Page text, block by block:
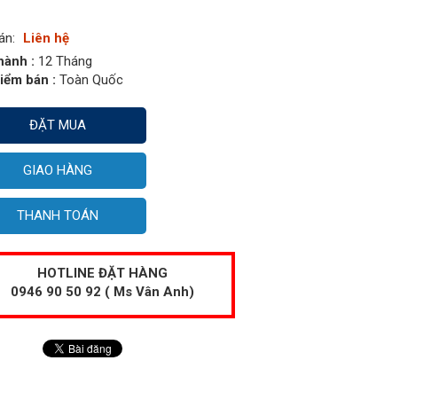
Liên hệ
: 12 Tháng
bán : Toàn Quốc
ĐẶT MUA
GIAO HÀNG
THANH TOÁN
HOTLINE ĐẶT HÀNG
0946 90 50 92 ( Ms Vân Anh)